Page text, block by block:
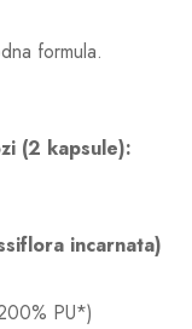
formula.
(2 kapsule):
incarnata)
PU*)